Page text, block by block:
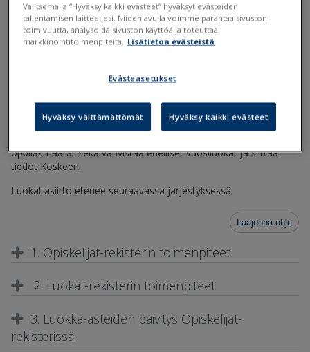
Lukuvuoden suunnittelu
Lukuvuoden vaihtuminen
Päivitetty viimeksi: 14.8.2025
Peruskoululaisten luokaltasiirto tehdään lukuvuoden päätyttyä,
kun kaikki tarvittavat todistukset ym. tulosteet on tulostettu
tulostearkistoon.
Ennen luokaltasiirtoja kannattaa tehdä kaikki edellistä
oppilasmäärät sekä vahvistaa edelliset vuosiluokat ja siirtää
tiedot Koskeen.
Luokaltasiirto etenee seuraavassa järjestyksessä:
Laajenna ohje
1. Opiskelijat-rekisterin toimenpiteet
2. Luokat-rekisterin toimenpiteet
3. Luokka-asteiden päivitys Opiskelijat-
rekisterissä
Valitsemalla “Hyväksy kaikki evästeet” hyväksyt evästeiden
tallentamisen laitteellesi. Niiden avulla voimme parantaa sivuston
toimivuutta, analysoida sivuston käyttöä ja toteuttaa
markkinointitoimenpiteitä. Lisätietoa evästeistä
Evästeasetukset
Hyväksy välttämättömät Hyväksy kaikki evästeet